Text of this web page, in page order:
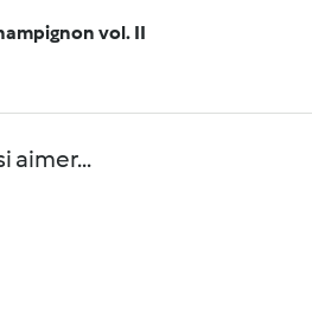
vol. II
aimer...